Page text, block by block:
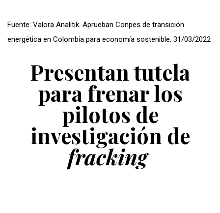
Fuente: Valora Analitik. Aprueban Conpes de transición
energética en Colombia para economía sostenible. 31/03/2022
Presentan tutela
para frenar los
pilotos de
investigación de
fracking